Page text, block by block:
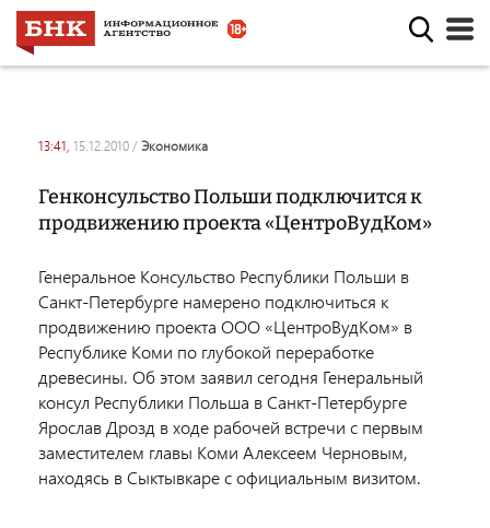
13:41, 15.12.2010 / экономика
Генконсульство Польши подключится к
продвижению проекта «ЦентроВудКом»
Генеральное Консульство Республики Польши в
Санкт-Петербурге намерено подключиться к
продвижению проекта ООО «ЦентроВудКом» в
Республике Коми по глубокой переработке
древесины. Об этом заявил сегодня Генеральный
консул Республики Польша в Санкт-Петербурге
Ярослав Дрозд в ходе рабочей встречи с первым
заместителем главы Коми Алексеем Черновым,
находясь в Сыктывкаре с официальным визитом.